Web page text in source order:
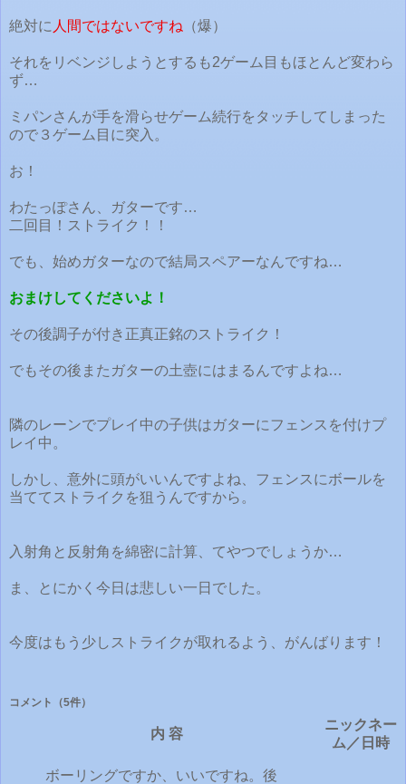
絶対に 人間ではないですね （爆）
それをリベンジしようとするも2ゲーム目もほとんど変わら
ず…
ミパンさんが手を滑らせゲーム続行をタッチしてしまった
ので３ゲーム目に突入。
お！
わたっぽさん、ガターです…
二回目！ストライク！！
でも、始めガターなので結局スペアーなんですね…
おまけしてくださいよ！
その後調子が付き正真正銘のストライク！
でもその後またガターの土壺にはまるんですよね…
隣のレーンでプレイ中の子供はガターにフェンスを付けプ
レイ中。
しかし、意外に頭がいいんですよね、フェンスにボールを
当ててストライクを狙うんですから。
入射角と反射角を綿密に計算、てやつでしょうか…
ま、とにかく今日は悲しい一日でした。
今度はもう少しストライクが取れるよう、がんばります！
コメント （5件）
内 容
ニックネー
ム／日時
ボーリングですか、いいですね。後